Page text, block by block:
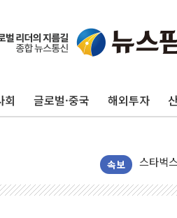
회 글로벌·중국 해외투자
속보
DL이앤
원희룡,
해수부,
디엑스